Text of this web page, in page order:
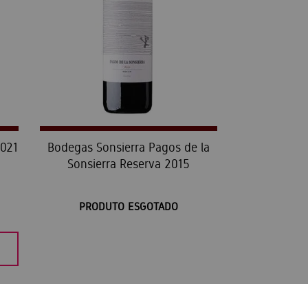
Bodegas Sonsierra Pagos de la
Sonsierra Reserva 2015
PRODUTO ESGOTADO